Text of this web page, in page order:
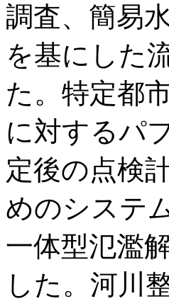
調査、簡易
を基にした
た。特定都
に対するパ
定後の点検
めのシステ
一体型氾濫
した。河川